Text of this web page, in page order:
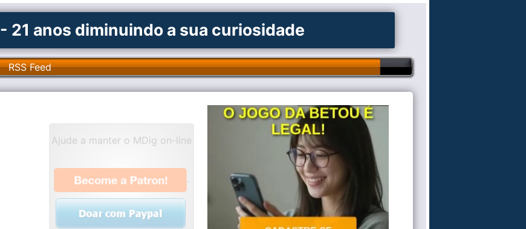
- 21 anos diminuindo a sua curiosidade
RSS Feed
Ajude a manter o MDig on-line
.